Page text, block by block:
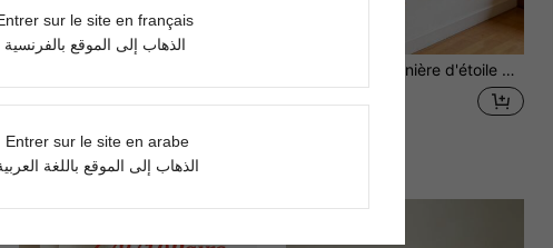
DH72.88
3/1 set Bannière d'étoile de toque de graduation, décoration de fête de graduation pailletée à suspendre, convient pour la fête et la cérémonie de graduation, drapeau décoratif à suspendre pour la maison
DH105.34
sur le site en français
الذهاب إلى الموقع بالفرنسية
Entrer sur le site en arabe
الذهاب إلى الموقع باللغة